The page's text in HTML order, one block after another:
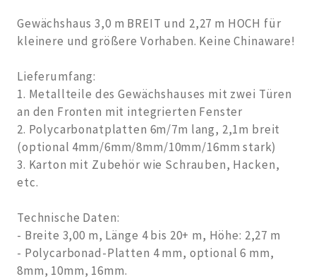
Gewächshaus 3,0 m BREIT und 2,27 m HOCH für
kleinere und größere Vorhaben. Keine Chinaware!
Lieferumfang:
1. Metallteile des Gewächshauses mit zwei Türen
an den Fronten mit integrierten Fenster
2. Polycarbonatplatten 6m/7m lang, 2,1m breit
(optional 4mm/6mm/8mm/10mm/16mm stark)
3. Karton mit Zubehör wie Schrauben, Hacken,
etc.
Technische Daten:
- Breite 3,00 m, Länge 4 bis 20+ m, Höhe: 2,27 m
- Polycarbonad-Platten 4 mm, optional 6 mm,
8mm, 10mm, 16mm.